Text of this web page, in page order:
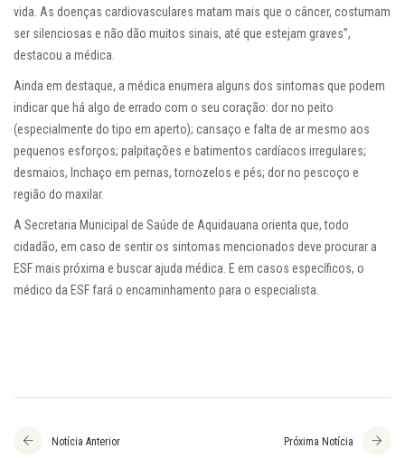
vida. As doenças cardiovasculares matam mais que o câncer, costumam
ser silenciosas e não dão muitos sinais, até que estejam graves”,
destacou a médica.
Ainda em destaque, a médica enumera alguns dos sintomas que podem
indicar que há algo de errado com o seu coração: dor no peito
(especialmente do tipo em aperto); cansaço e falta de ar mesmo aos
pequenos esforços; palpitações e batimentos cardíacos irregulares;
desmaios, Inchaço em pernas, tornozelos e pés; dor no pescoço e
região do maxilar.
A Secretaria Municipal de Saúde de Aquidauana orienta que, todo
cidadão, em caso de sentir os sintomas mencionados deve procurar a
ESF mais próxima e buscar ajuda médica. E em casos específicos, o
médico da ESF fará o encaminhamento para o especialista.
Notícia Anterior Próxima Notícia